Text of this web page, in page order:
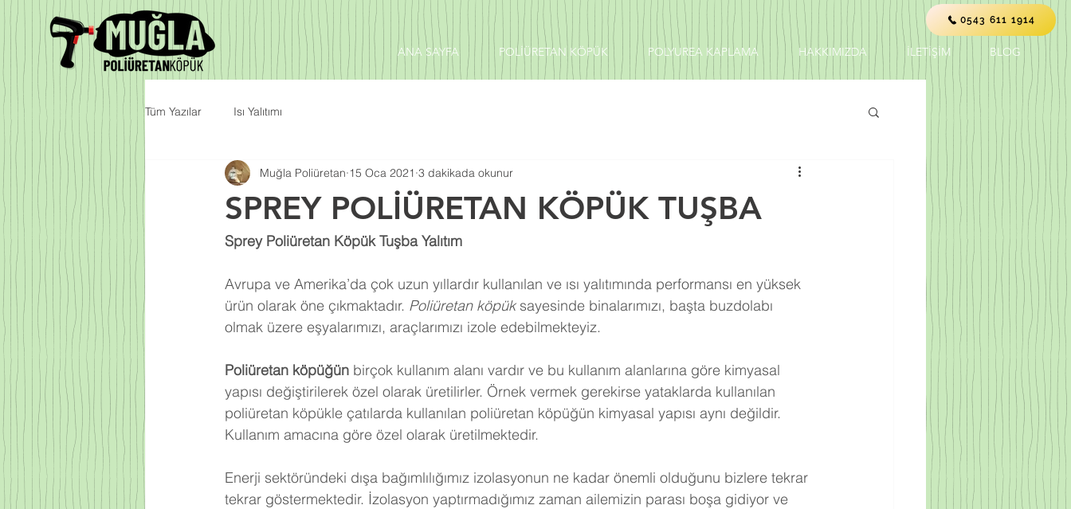
ANA SAYFA POLİÜRETAN KÖPÜK POLYUREA KAPLAMA HAKKIMIZDA İLETİŞİM BLOG
0543 611 1914
Tüm Yazılar Isı Yalıtımı
SPREY POLİÜRETAN KÖPÜK TUŞBA
Muğla Poliüretan 15 Oca 2021 3 dakikada okunur
Sprey Poliüretan Köpük Tuşba Yalıtım
Avrupa ve Amerika’da çok uzun yıllardır kullanılan ve ısı yalıtımında performansı en yüksek
ürün olarak öne çıkmaktadır. Poliüretan köpük sayesinde binalarımızı, başta buzdolabı
olmak üzere eşyalarımızı, araçlarımızı izole edebilmekteyiz.
Poliüretan köpüğün birçok kullanım alanı vardır ve bu kullanım alanlarına göre kimyasal
yapısı değiştirilerek özel olarak üretilirler. Örnek vermek gerekirse yataklarda kullanılan
poliüretan köpükle çatılarda kullanılan poliüretan köpüğün kimyasal yapısı aynı değildir.
Kullanım amacına göre özel olarak üretilmektedir.
Enerji sektöründeki dışa bağımlılığımız izolasyonun ne kadar önemli olduğunu bizlere tekrar
tekrar göstermektedir. İzolasyon yaptırmadığımız zaman ailemizin parası boşa gidiyor ve